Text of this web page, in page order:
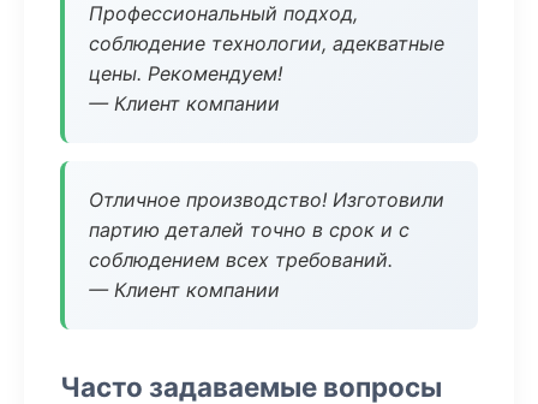
Профессиональный подход,
соблюдение технологии, адекватные
цены. Рекомендуем!
— Клиент компании
Отличное производство! Изготовили
партию деталей точно в срок и с
соблюдением всех требований.
— Клиент компании
Часто задаваемые вопросы